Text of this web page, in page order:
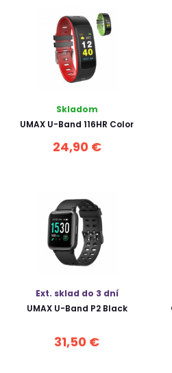
Skladom
UMAX U-Band 116HR Color
24,90 €
Ext. sklad do 3 dní
UMAX U-Band P2 Black
31,50 €